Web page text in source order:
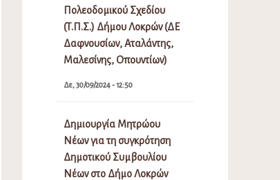
Πολεοδομικού Σχεδίου
(Τ.Π.Σ.) Δήμου Λοκρών (ΔΕ
Δαφνουσίων, Αταλάντης,
Μαλεσίνης, Οπουντίων)
Δε, 30/09/2024 - 12:50
Δημιουργία Μητρώου
Νέων για τη συγκρότηση
Δημοτικού Συμβουλίου
Νέων στο Δήμο Λοκρών